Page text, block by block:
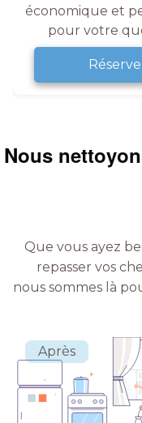
économique et
pour votre
Nous
Que vous ayez
repasser vos
nous sommes là